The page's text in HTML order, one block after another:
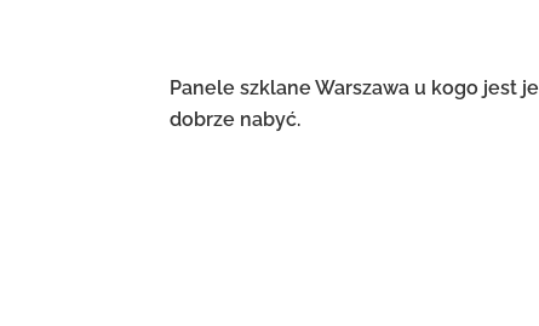
Nawigacja
Panele szklane Warszawa u kogo jest je
dobrze nabyć.